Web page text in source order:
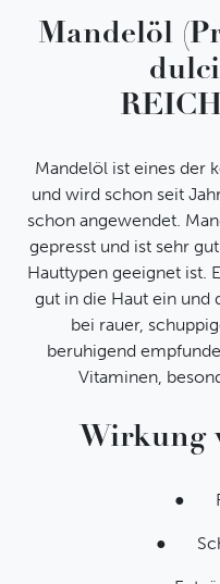
Mandelöl
Mandelöl ist eines der
und wird schon seit
schon angewendet.
gepresst und ist sehr
Hauttypen geeignet ist.
gut in die Haut ein und
bei rauer,
beruhigend
Vitaminen,
Wirkung
●
●
IATITAI
Melden Sie
Sie als
5,- €
nächste
Ihre E-Mail-Adresse
und erkenne diese